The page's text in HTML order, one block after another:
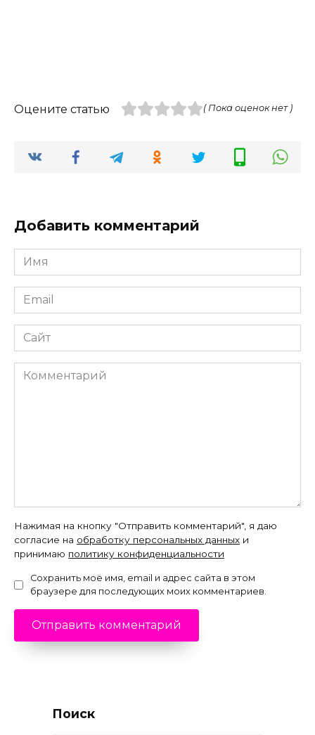
Оцените статью ( Пока оценок нет )
Добавить комментарий
Имя
*
Email
*
Сайт
Комментарий
Нажимая на кнопку "Отправить комментарий", я даю
согласие на обработку персональных данных и
принимаю политику конфиденциальности
Сохранить моё имя, email и адрес сайта в этом
браузере для последующих моих комментариев.
Поиск